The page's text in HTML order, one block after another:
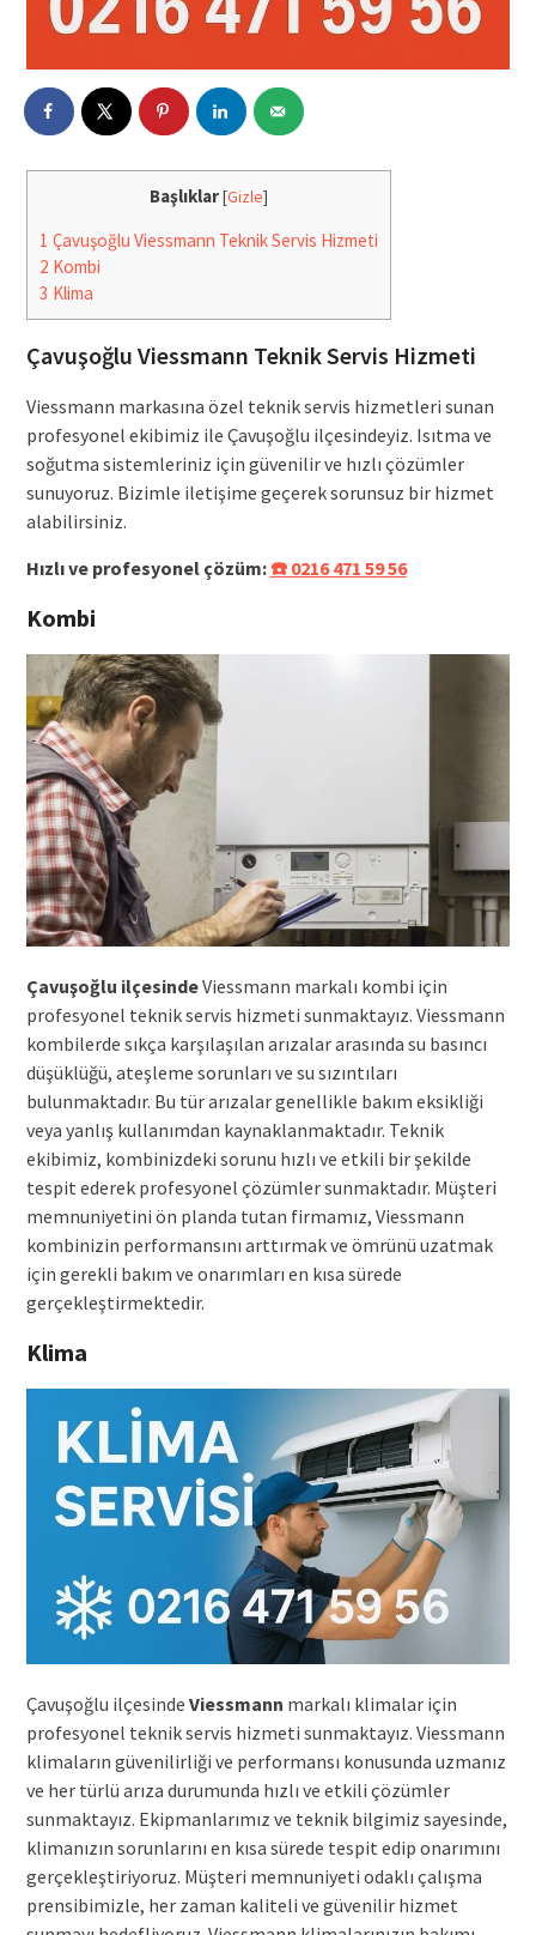
Başlıklar[Gizle]
1 Çavuşoğlu Viessmann Teknik Servis Hizmeti
2 Kombi
3 Klima
Çavuşoğlu Viessmann Teknik Servis Hizmeti
Viessmann markasına özel teknik servis hizmetleri sunan
profesyonel ekibimiz ile Çavuşoğlu ilçesindeyiz. Isıtma ve
soğutma sistemleriniz için güvenilir ve hızlı çözümler
sunuyoruz. Bizimle iletişime geçerek sorunsuz bir hizmet
alabilirsiniz.
Hızlı ve profesyonel çözüm:☎️ 0216 471 59 56
Kombi
Çavuşoğlu ilçesindeViessmann markalı kombi için
profesyonel teknik servis hizmeti sunmaktayız. Viessmann
kombilerde sıkça karşılaşılan arızalar arasında su basıncı
düşüklüğü, ateşleme sorunları ve su sızıntıları
bulunmaktadır. Bu tür arızalar genellikle bakım eksikliği
veya yanlış kullanımdan kaynaklanmaktadır. Teknik
ekibimiz, kombinizdeki sorunu hızlı ve etkili bir şekilde
tespit ederek profesyonel çözümler sunmaktadır. Müşteri
memnuniyetini ön planda tutan firmamız, Viessmann
kombinizin performansını arttırmak ve ömrünü uzatmak
için gerekli bakım ve onarımları en kısa sürede
gerçekleştirmektedir.
Klima
Çavuşoğlu ilçesinde Viessmann markalı klimalar için
profesyonel teknik servis hizmeti sunmaktayız. Viessmann
klimaların güvenilirliği ve performansı konusunda uzmanız
ve her türlü arıza durumunda hızlı ve etkili çözümler
sunmaktayız. Ekipmanlarımız ve teknik bilgimiz sayesinde,
klimanızın sorunlarını en kısa sürede tespit edip onarımını
gerçekleştiriyoruz. Müşteri memnuniyeti odaklı çalışma
prensibimizle, her zaman kaliteli ve güvenilir hizmet